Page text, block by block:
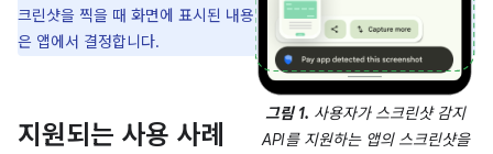
그림 1. 사용자가 스크린샷 감지
API를 지원하는 앱의 스크린샷을
크린샷을 찍을 때 화면에 표시된 내용
은 앱에서 결정합니다.
지원되는 사용 사례